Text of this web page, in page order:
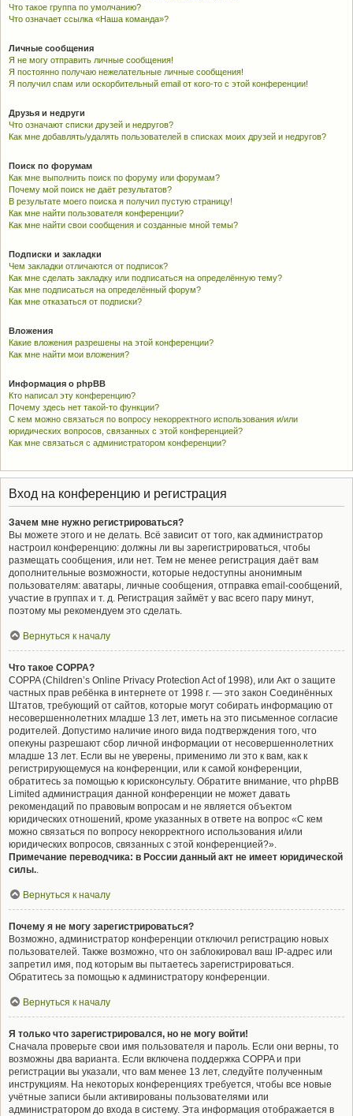
Что такое группа по умолчанию?
Что означает ссылка «Наша команда»?
Личные сообщения
Я не могу отправить личные сообщения!
Я постоянно получаю нежелательные личные сообщения!
Я получил спам или оскорбительный email от кого-то с этой конференции!
Друзья и недруги
Что означают списки друзей и недругов?
Как мне добавлять/удалять пользователей в списках моих друзей и недругов?
Поиск по форумам
Как мне выполнить поиск по форуму или форумам?
Почему мой поиск не даёт результатов?
В результате моего поиска я получил пустую страницу!
Как мне найти пользователя конференции?
Как мне найти свои сообщения и созданные мной темы?
Подписки и закладки
Чем закладки отличаются от подписок?
Как мне сделать закладку или подписаться на определённую тему?
Как мне подписаться на определённый форум?
Как мне отказаться от подписки?
Вложения
Какие вложения разрешены на этой конференции?
Как мне найти мои вложения?
Информация о phpBB
Кто написал эту конференцию?
Почему здесь нет такой-то функции?
С кем можно связаться по вопросу некорректного использования и/или
юридических вопросов, связанных с этой конференцией?
Как мне связаться с администратором конференции?
Вход на конференцию и регистрация
Зачем мне нужно регистрироваться?
Вы можете этого и не делать. Всё зависит от того, как администратор
настроил конференцию: должны ли вы зарегистрироваться, чтобы
размещать сообщения, или нет. Тем не менее регистрация даёт вам
дополнительные возможности, которые недоступны анонимным
пользователям: аватары, личные сообщения, отправка email-сообщений,
участие в группах и т. д. Регистрация займёт у вас всего пару минут,
поэтому мы рекомендуем это сделать.
Вернуться к началу
Что такое COPPA?
COPPA (Children’s Online Privacy Protection Act of 1998), или Акт о защите
частных прав ребёнка в интернете от 1998 г. — это закон Соединённых
Штатов, требующий от сайтов, которые могут собирать информацию от
несовершеннолетних младше 13 лет, иметь на это письменное согласие
родителей. Допустимо наличие иного вида подтверждения того, что
опекуны разрешают сбор личной информации от несовершеннолетних
младше 13 лет. Если вы не уверены, применимо ли это к вам, как к
регистрирующемуся на конференции, или к самой конференции,
обратитесь за помощью к юрисконсульту. Обратите внимание, что phpBB
Limited администрация данной конференции не может давать
рекомендаций по правовым вопросам и не является объектом
юридических отношений, кроме указанных в ответе на вопрос «С кем
можно связаться по вопросу некорректного использования и/или
юридических вопросов, связанных с этой конференцией?».
Примечание переводчика: в России данный акт не имеет юридической
силы..
Вернуться к началу
Почему я не могу зарегистрироваться?
Возможно, администратор конференции отключил регистрацию новых
пользователей. Также возможно, что он заблокировал ваш IP-адрес или
запретил имя, под которым вы пытаетесь зарегистрироваться.
Обратитесь за помощью к администратору конференции.
Вернуться к началу
Я только что зарегистрировался, но не могу войти!
Сначала проверьте свои имя пользователя и пароль. Если они верны, то
возможны два варианта. Если включена поддержка COPPA и при
регистрации вы указали, что вам менее 13 лет, следуйте полученным
инструкциям. На некоторых конференциях требуется, чтобы все новые
учётные записи были активированы пользователями или
администратором до входа в систему. Эта информация отображается в